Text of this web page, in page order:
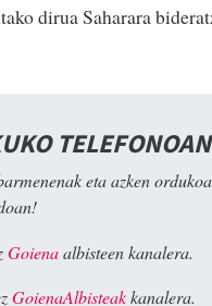
dirua Saharara
TELEFONOAN
eta azken
Goienaalbisteen kanalera.
GoienaAlbisteakkanalera.